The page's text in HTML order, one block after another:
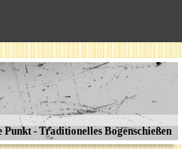
Punkt - Traditionelles Bogenschießen